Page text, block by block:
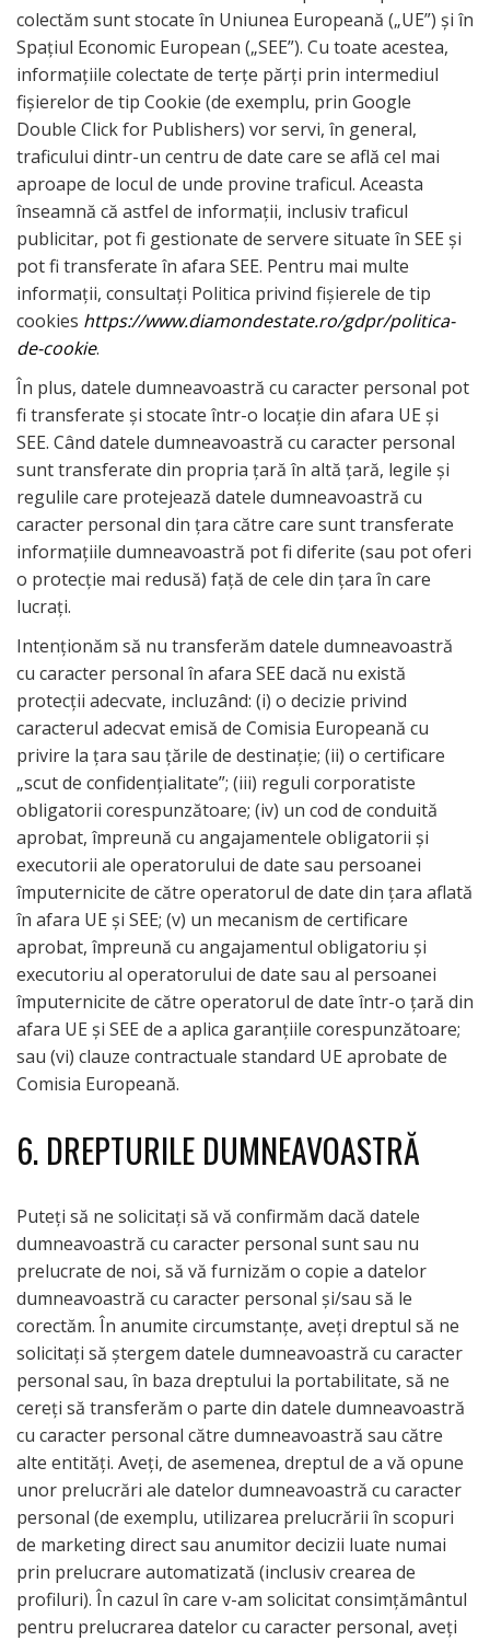
colectăm sunt stocate în Uniunea Europeană („UE”) și în
Spațiul Economic European („SEE”). Cu toate acestea,
informațiile colectate de terțe părți prin intermediul
fișierelor de tip Cookie (de exemplu, prin Google
Double Click for Publishers) vor servi, în general,
traficului dintr-un centru de date care se află cel mai
aproape de locul de unde provine traficul. Aceasta
înseamnă că astfel de informații, inclusiv traficul
publicitar, pot fi gestionate de servere situate în SEE și
pot fi transferate în afara SEE. Pentru mai multe
informații, consultați Politica privind fișierele de tip
cookies https://www.diamondestate.ro/gdpr/politica-
de-cookie.
În plus, datele dumneavoastră cu caracter personal pot
fi transferate și stocate într-o locație din afara UE și
SEE. Când datele dumneavoastră cu caracter personal
sunt transferate din propria țară în altă țară, legile și
regulile care protejează datele dumneavoastră cu
caracter personal din țara către care sunt transferate
informațiile dumneavoastră pot fi diferite (sau pot oferi
o protecție mai redusă) față de cele din țara în care
lucrați.
Intenționăm să nu transferăm datele dumneavoastră
cu caracter personal în afara SEE dacă nu există
protecții adecvate, incluzând: (i) o decizie privind
caracterul adecvat emisă de Comisia Europeană cu
privire la țara sau țările de destinație; (ii) o certificare
„scut de confidențialitate”; (iii) reguli corporatiste
obligatorii corespunzătoare; (iv) un cod de conduită
aprobat, împreună cu angajamentele obligatorii și
executorii ale operatorului de date sau persoanei
împuternicite de către operatorul de date din țara aflată
în afara UE și SEE; (v) un mecanism de certificare
aprobat, împreună cu angajamentul obligatoriu și
executoriu al operatorului de date sau al persoanei
împuternicite de către operatorul de date într-o țară din
afara UE și SEE de a aplica garanțiile corespunzătoare;
sau (vi) clauze contractuale standard UE aprobate de
Comisia Europeană.
6. DREPTURILE DUMNEAVOASTRĂ
Puteți să ne solicitați să vă confirmăm dacă datele
dumneavoastră cu caracter personal sunt sau nu
prelucrate de noi, să vă furnizăm o copie a datelor
dumneavoastră cu caracter personal și/sau să le
corectăm. În anumite circumstanțe, aveți dreptul să ne
solicitați să ștergem datele dumneavoastră cu caracter
personal sau, în baza dreptului la portabilitate, să ne
cereți să transferăm o parte din datele dumneavoastră
cu caracter personal către dumneavoastră sau către
alte entități. Aveți, de asemenea, dreptul de a vă opune
unor prelucrări ale datelor dumneavoastră cu caracter
personal (de exemplu, utilizarea prelucrării în scopuri
de marketing direct sau anumitor decizii luate numai
prin prelucrare automatizată (inclusiv crearea de
profiluri). În cazul în care v-am solicitat consimțământul
pentru prelucrarea datelor cu caracter personal, aveți